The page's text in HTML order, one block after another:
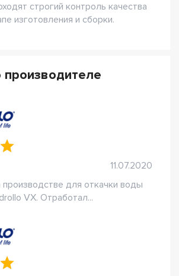
строгий контроль качества
изготовления и сборки.
11.07.2020
для откачки воды
VX. Отработал...